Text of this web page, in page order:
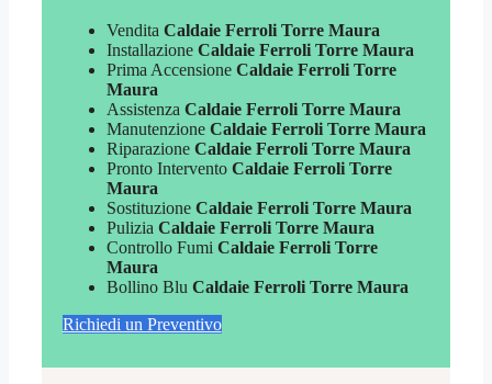
Vendita Caldaie Ferroli Torre Maura
Installazione Caldaie Ferroli Torre Maura
Prima Accensione Caldaie Ferroli Torre
Maura
Assistenza Caldaie Ferroli Torre Maura
Manutenzione Caldaie Ferroli Torre Maura
Riparazione Caldaie Ferroli Torre Maura
Pronto Intervento Caldaie Ferroli Torre
Maura
Sostituzione Caldaie Ferroli Torre Maura
Pulizia Caldaie Ferroli Torre Maura
Controllo Fumi Caldaie Ferroli Torre
Maura
Bollino Blu Caldaie Ferroli Torre Maura
Richiedi un Preventivo